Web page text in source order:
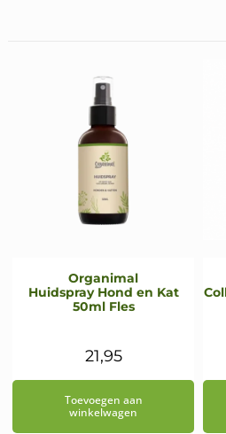
Organimal
Huidspray Hond en Kat
50ml Fles
21,95
Toevoegen aan
winkelwagen